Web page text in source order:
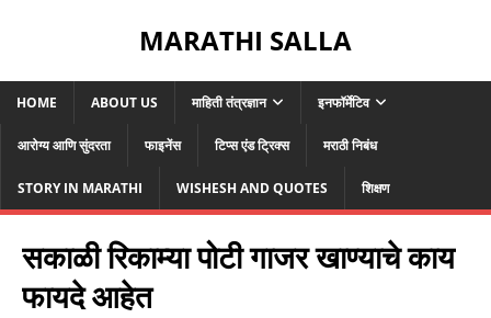
MARATHI SALLA
HOME ABOUT US माहिती तंत्रज्ञान इनफॉर्मेटिव
आरोग्य आणि सुंदरता फाइनेंस टिप्स एंड ट्रिक्स मराठी निबंध
STORY IN MARATHI WISHESH AND QUOTES शिक्षण
सकाळी रिकाम्या पोटी गाजर खाण्याचे काय
फायदे आहेत